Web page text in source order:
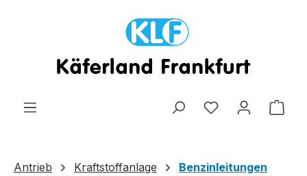
Zum Hauptinhalt springen
Antrieb Kraftstoffanlage Benzinleitungen